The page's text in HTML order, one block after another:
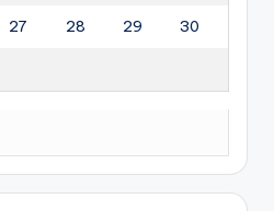
27 28 29 30